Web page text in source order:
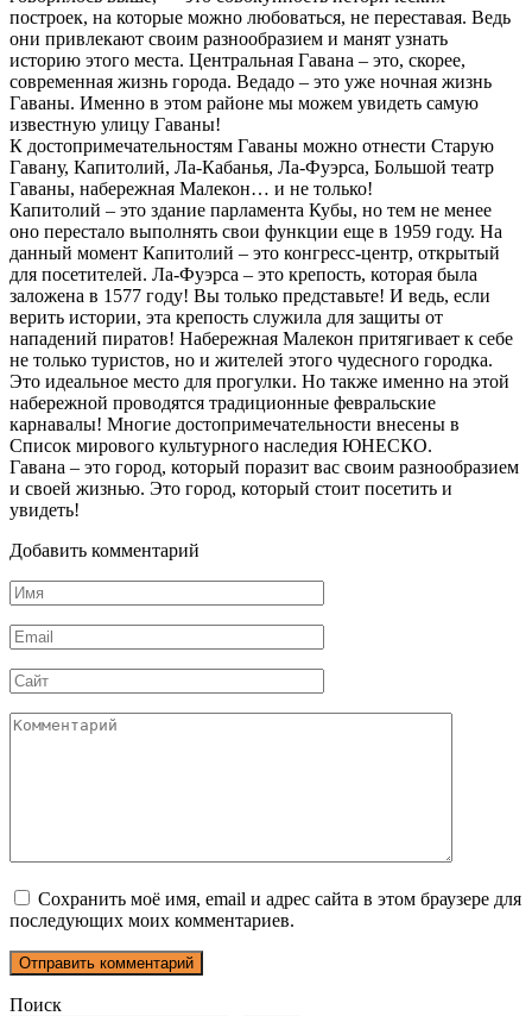
построек, на которые можно любоваться, не переставая. Ведь
они привлекают своим разнообразием и манят узнать
историю этого места. Центральная Гавана – это, скорее,
современная жизнь города. Ведадо – это уже ночная жизнь
Гаваны. Именно в этом районе мы можем увидеть самую
известную улицу Гаваны!
К достопримечательностям Гаваны можно отнести Старую
Гавану, Капитолий, Ла-Кабанья, Ла-Фуэрса, Большой театр
Гаваны, набережная Малекон… и не только!
Капитолий – это здание парламента Кубы, но тем не менее
оно перестало выполнять свои функции еще в 1959 году. На
данный момент Капитолий – это конгресс-центр, открытый
для посетителей. Ла-Фуэрса – это крепость, которая была
заложена в 1577 году! Вы только представьте! И ведь, если
верить истории, эта крепость служила для защиты от
нападений пиратов! Набережная Малекон притягивает к себе
не только туристов, но и жителей этого чудесного городка.
Это идеальное место для прогулки. Но также именно на этой
набережной проводятся традиционные февральские
карнавалы! Многие достопримечательности внесены в
Список мирового культурного наследия ЮНЕСКО.
Гавана – это город, который поразит вас своим разнообразием
и своей жизнью. Это город, который стоит посетить и
увидеть!
Добавить комментарий
Имя
*
Email
*
Сайт
Комментарий
Сохранить моё имя, email и адрес сайта в этом браузере для
последующих моих комментариев.
Поиск